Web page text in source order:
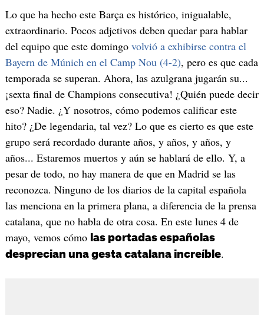
Lo que ha hecho este Barça es histórico, inigualable,
extraordinario. Pocos adjetivos deben quedar para hablar
del equipo que este domingo volvió a exhibirse contra el
Bayern de Múnich en el Camp Nou (4-2), pero es que cada
temporada se superan. Ahora, las azulgrana jugarán su...
¡sexta final de Champions consecutiva! ¿Quién puede decir
eso? Nadie. ¿Y nosotros, cómo podemos calificar este
hito? ¿De legendaria, tal vez? Lo que es cierto es que este
grupo será recordado durante años, y años, y años, y
años... Estaremos muertos y aún se hablará de ello. Y, a
pesar de todo, no hay manera de que en Madrid se las
reconozca. Ninguno de los diarios de la capital española
las menciona en la primera plana, a diferencia de la prensa
catalana, que no habla de otra cosa. En este lunes 4 de
mayo, vemos cómo las portadas españolas
desprecian una gesta catalana increíble.